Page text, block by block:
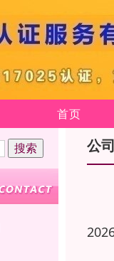
首页
公